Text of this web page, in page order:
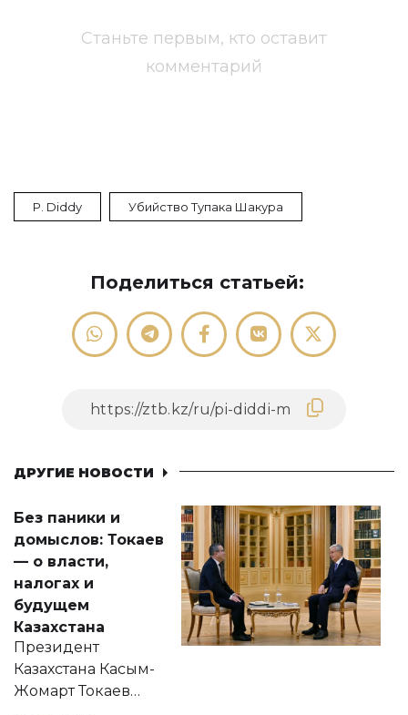
Станьте первым, кто оставит
комментарий
P. Diddy Убийство Тупака Шакура
Поделиться статьей:
ДРУГИЕ НОВОСТИ
Без паники и
домыслов: Токаев
— о власти,
налогах и
будущем
Казахстана
Президент
Казахстана Касым-
Жомарт Токаев